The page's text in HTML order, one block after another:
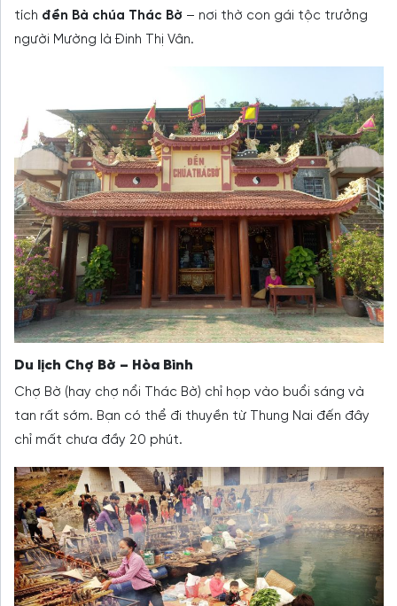
tích đền Bà chúa Thác Bờ – nơi thờ con gái tộc trưởng
người Mường là Đinh Thị Vân.
Du lịch Chợ Bờ – Hòa Bình
Chợ Bờ (hay chợ nổi Thác Bờ) chỉ họp vào buổi sáng và
tan rất sớm. Bạn có thể đi thuyền từ Thung Nai đến đây
chỉ mất chưa đầy 20 phút.